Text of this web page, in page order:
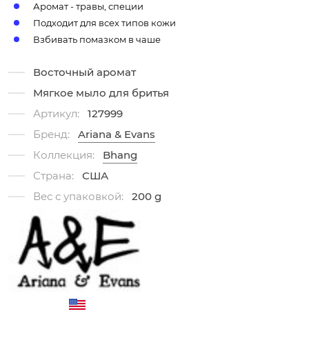
Аромат - травы, специи
Подходит для всех типов кожи
Взбивать помазком в чаше
Восточный аромат
Мягкое мыло для бритья
Артикул:
127999
Бренд:
Ariana & Evans
Коллекция:
Bhang
Страна:
США
Вес с упаковкой:
200 g